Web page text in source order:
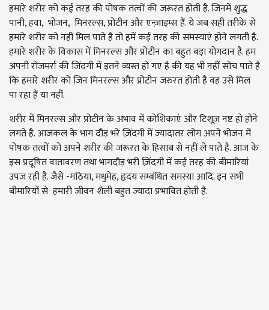
हमारे शरीर को कई तरह की पोषक तत्वों की जरूरत होती है. जिनमें शुद्ध
पानी, हवा, भोजन, मिनरल्स, प्रोटीन और एन्ज़ाइम्स हैं. ये जब सही तरीके से
हमारे शरीर को नहीं मिल पाते है तो हमें कई तरह की समस्याएं होने लगती है.
हमारे शरीर के विकास में मिनरल्स और प्रोटीन का बहुत बड़ा योगदान है. हम
अपनी रोजमर्रा की जिंदगी में इतने व्यस्त हो गए है की यह भी नहीं सोच पाते है
कि हमारे शरीर को जिन मिनरल्स और प्रोटीन जरुरत होती है वह उसे मिल
पा रहा हैं या नहीं.
शरीर में मिनरल्स और प्रोटीन के अभाव में कोशिकाएं और टिशूज़ नष्ट हो होने
लगते है. आजकल के भाग दौड़ भरे ज़िंदगी में ज्यादातर लोग अपने भोजन में
पोषक तत्वों को अपने शरीर की जरूरत के हिसाब से नहीं ले पाते है. आज के
इस प्रदूषित वातावरण तथा भागदौड़ भरी ज़िंदगी में कई तरह की बीमारियां
उपज रही है. जैसे -गठिया, मधुमेह, हृदय सम्बंधित समस्या आदि. इन सभी
बीमारियों से हमारी जीवन शैली बहुत ज्यादा प्रभावित होती है.